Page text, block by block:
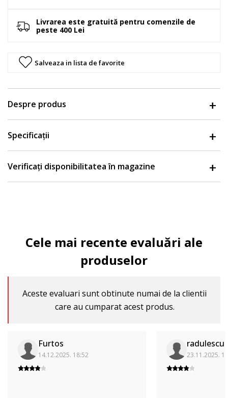
Livrarea este gratuită pentru comenzile de
peste 400 Lei
Salveaza in lista de favorite
Despre produs
Specificații
Verificați disponibilitatea în magazine
Cele mai recente evaluări ale
produselor
Aceste evaluari sunt obtinute numai de la clientii
care au cumparat acest produs.
Furtos
14.12.2025. 18:52
radulescu
23.11.2025.